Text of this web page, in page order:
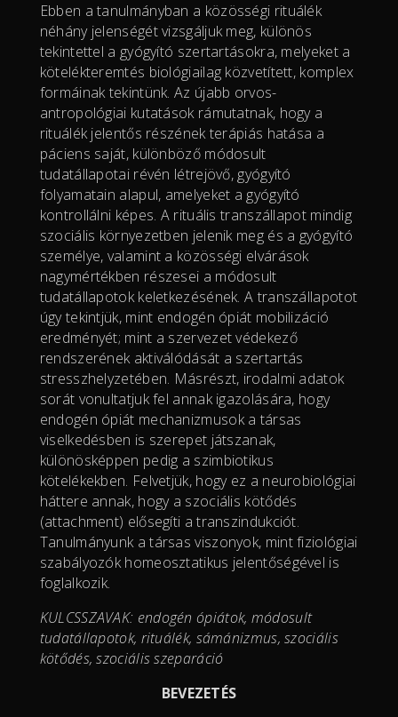
Ebben a tanulmányban a közösségi rituálék
néhány jelenségét vizsgáljuk meg, különös
tekintettel a gyógyító szertartásokra, melyeket a
kötelékteremtés biológiailag közvetített, komplex
formáinak tekintünk. Az újabb orvos-
antropológiai kutatások rámutatnak, hogy a
rituálék jelentős részének terápiás hatása a
páciens saját, különböző módosult
tudatállapotai révén létrejövő, gyógyító
folyamatain alapul, amelyeket a gyógyító
kontrollálni képes. A rituális transzállapot mindig
szociális környezetben jelenik meg és a gyógyító
személye, valamint a közösségi elvárások
nagymértékben részesei a módosult
tudatállapotok keletkezésének. A transzállapotot
úgy tekintjük, mint endogén ópiát mobilizáció
eredményét; mint a szervezet védekező
rendszerének aktiválódását a szertartás
stresszhelyzetében. Másrészt, irodalmi adatok
sorát vonultatjuk fel annak igazolására, hogy
endogén ópiát mechanizmusok a társas
viselkedésben is szerepet játszanak,
különösképpen pedig a szimbiotikus
kötelékekben. Felvetjük, hogy ez a neurobiológiai
háttere annak, hogy a szociális kötődés
(attachment) elősegíti a transzindukciót.
Tanulmányunk a társas viszonyok, mint fiziológiai
szabályozók homeosztatikus jelentőségével is
foglalkozik.
KULCSSZAVAK: endogén ópiátok, módosult
tudatállapotok, rituálék, sámánizmus, szociális
kötődés, szociális szeparáció
BEVEZETÉS